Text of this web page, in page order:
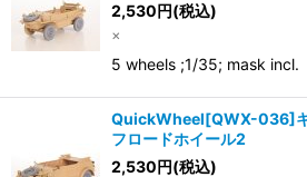
並び順 :
絞り込む
2,530円(税込)
×
5 wheels ;1/35; mask incl.
QuickWheel[QWX-036]キ
フロードホイール2
2,530円(税込)